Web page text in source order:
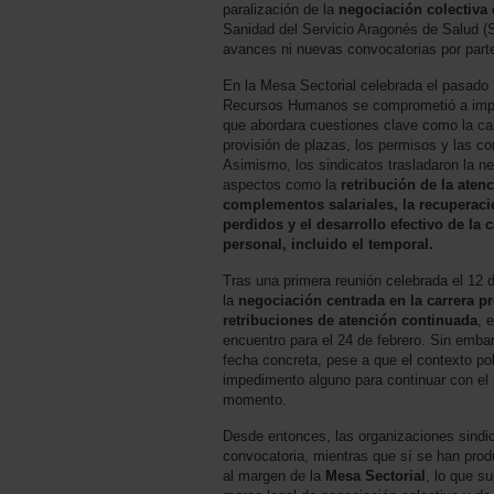
paralización de la negociación colectiva
Sanidad del Servicio Aragonés de Salud
avances ni nuevas convocatorias por
En la Mesa Sectorial celebrada el
Recursos Humanos se comprometió a
que abordara cuestiones clave como la
provisión de plazas, los permisos y las
Asimismo, los sindicatos trasladaron la
aspectos como la retribución de la
complementos salariales, la
perdidos y el desarrollo efectivo de la
personal, incluido el temporal.
Tras una primera reunión celebrada el 12
la negociación centrada en la carrera
retribuciones de atención continuada,
encuentro para el 24 de febrero. Sin
fecha concreta, pese a que el contexto
impedimento alguno para continuar con
momento.
Desde entonces, las organizaciones
convocatoria, mientras que sí se han
al margen de la Mesa Sectorial , lo que